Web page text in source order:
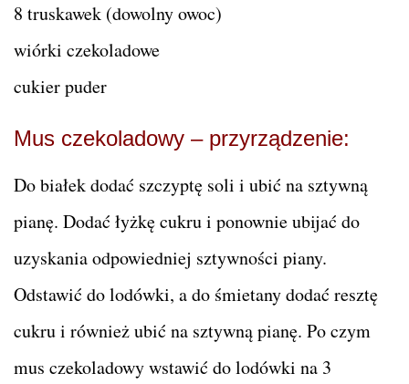
8 truskawek (dowolny owoc)
wiórki czekoladowe
cukier puder
Mus czekoladowy – przyrządzenie:
Do białek dodać szczyptę soli i ubić na sztywną
pianę. Dodać łyżkę cukru i ponownie ubijać do
uzyskania odpowiedniej sztywności piany.
Odstawić do lodówki, a do śmietany dodać resztę
cukru i również ubić na sztywną pianę. Po czym
mus czekoladowy wstawić do lodówki na 3